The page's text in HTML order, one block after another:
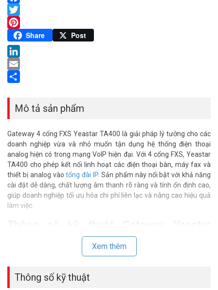
Facebook
Twitter
Pinterest
Share Post
LinkedIn
Email
Mô tả sản phẩm
Gateway 4 cổng FXS Yeastar TA400 là giải pháp lý tưởng cho các
doanh nghiệp vừa và nhỏ muốn tận dụng hệ thống điện thoại
analog hiện có trong mạng VoIP hiện đại. Với 4 cổng FXS, Yeastar
TA400 cho phép kết nối linh hoạt các điện thoại bàn, máy fax và
thiết bị analog vàotổng đài IP. Sản phẩm này nổi bật với khả năng
cài đặt dễ dàng, chất lượng âm thanh rõ ràng và tính ổn định cao,
giúp doanh nghiệp tối ưu hóa chi phí liên lạc và nâng cao hiệu quả
làm việc.
– Codec: G.711, G.722, G.726, G729A
– Hỗ trợ 1 cổng WAN
Xem thêm
Thông số kỹ thuật